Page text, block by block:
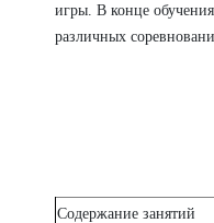
игры. В конце
различных
Содержание занятий